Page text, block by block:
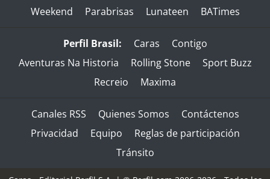
Weekend
Parabrisas Lunateen BATimes
Perfil Brasil: Caras
Contigo
Aventuras Na Historia
Rolling Stone
Sport Buzz
Recreio
Maxima
Canales RSS Quienes Somos
Contáctenos
Privacidad
Equipo
Reglas de participación
Tránsito